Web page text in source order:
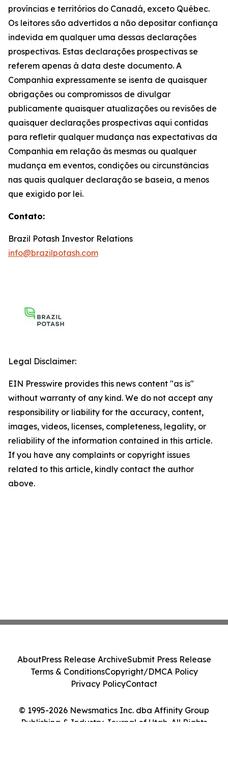
províncias e territórios do Canadá, exceto Québec.
Os leitores são advertidos a não depositar confiança
indevida em qualquer uma dessas declarações
prospectivas. Estas declarações prospectivas se
referem apenas à data deste documento. A
Companhia expressamente se isenta de quaisquer
obrigações ou compromissos de divulgar
publicamente quaisquer atualizações ou revisões de
quaisquer declarações prospectivas aqui contidas
para refletir qualquer mudança nas expectativas da
Companhia em relação às mesmas ou qualquer
mudança em eventos, condições ou circunstâncias
nas quais qualquer declaração se baseia, a menos
que exigido por lei.
Contato:
Brazil Potash Investor Relations
info@brazilpotash.com
Legal Disclaimer:
EIN Presswire provides this news content "as is"
without warranty of any kind. We do not accept any
responsibility or liability for the accuracy, content,
images, videos, licenses, completeness, legality, or
reliability of the information contained in this article.
If you have any complaints or copyright issues
related to this article, kindly contact the author
above.
© 1995-2026 Newsmatics Inc. dba Affinity Group
Publishing & Industry Journal of Utah. All Rights
AboutPress Release ArchiveSubmit Press Release
Terms & ConditionsCopyright/DMCA Policy
Privacy PolicyContact